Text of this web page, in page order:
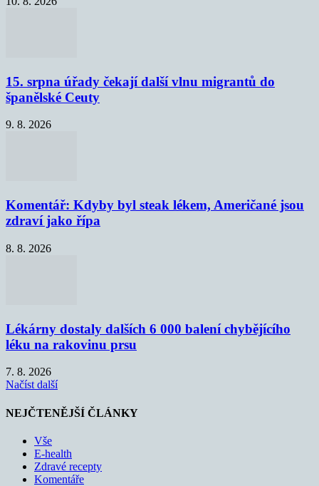
15. srpna úřady čekají další vlnu migrantů do
španělské Ceuty
9. 8. 2026
Komentář: Kdyby byl steak lékem, Američané jsou
zdraví jako řípa
8. 8. 2026
Lékárny dostaly dalších 6 000 balení chybějícího
léku na rakovinu prsu
7. 8. 2026
Načíst další
NEJČTENĚJŠÍ ČLÁNKY
Vše
E-health
Zdravé recepty
Komentáře